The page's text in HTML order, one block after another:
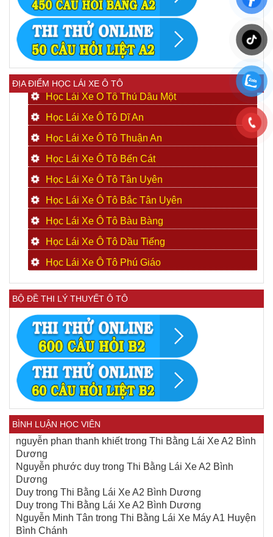
ĐỊA ĐIỂM HỌC LÁI XE Ô TÔ
Học Lái Xe Ô Tô Thủ Dầu Một
Học Lái Xe Ô Tô Dĩ An
Học Lái Xe Ô Tô Thuận An
Học Lái Xe Ô Tô Bến Cát
Học Lái Xe Ô Tô Tân Uyên
Học Lái Xe Ô Tô Bắc Tân Uyên
Học Lái Xe Ô Tô Bàu Bàng
Học Lái Xe Ô Tô Dầu Tiếng
Học Lái Xe Ô Tô Phú Giáo
BỘ ĐỀ THI LÝ THUYẾT Ô TÔ
BÌNH LUẬN HỌC VIÊN
nguyễn phan thanh khiếttrong Thi Bằng Lái Xe A2 Bình
Dương
Nguyễn phước duy trong Thi Bằng Lái Xe A2 Bình
Dương
Duy trong Thi Bằng Lái Xe A2 Bình Dương
Duy trong Thi Bằng Lái Xe A2 Bình Dương
Nguyễn Minh Tân trong Thi Bằng Lái Xe Máy A1 Huyện
Bình Chánh